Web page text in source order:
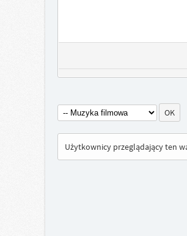
Użytkownicy przeglądający ten